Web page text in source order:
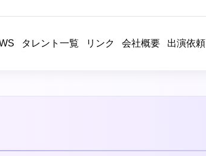
タレント一覧 リンク 会社概要 出演依頼